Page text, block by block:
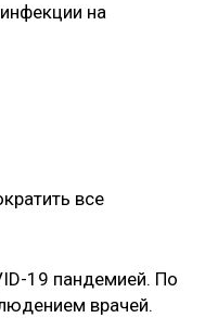
на
все
19 пандемией. По
врачей.